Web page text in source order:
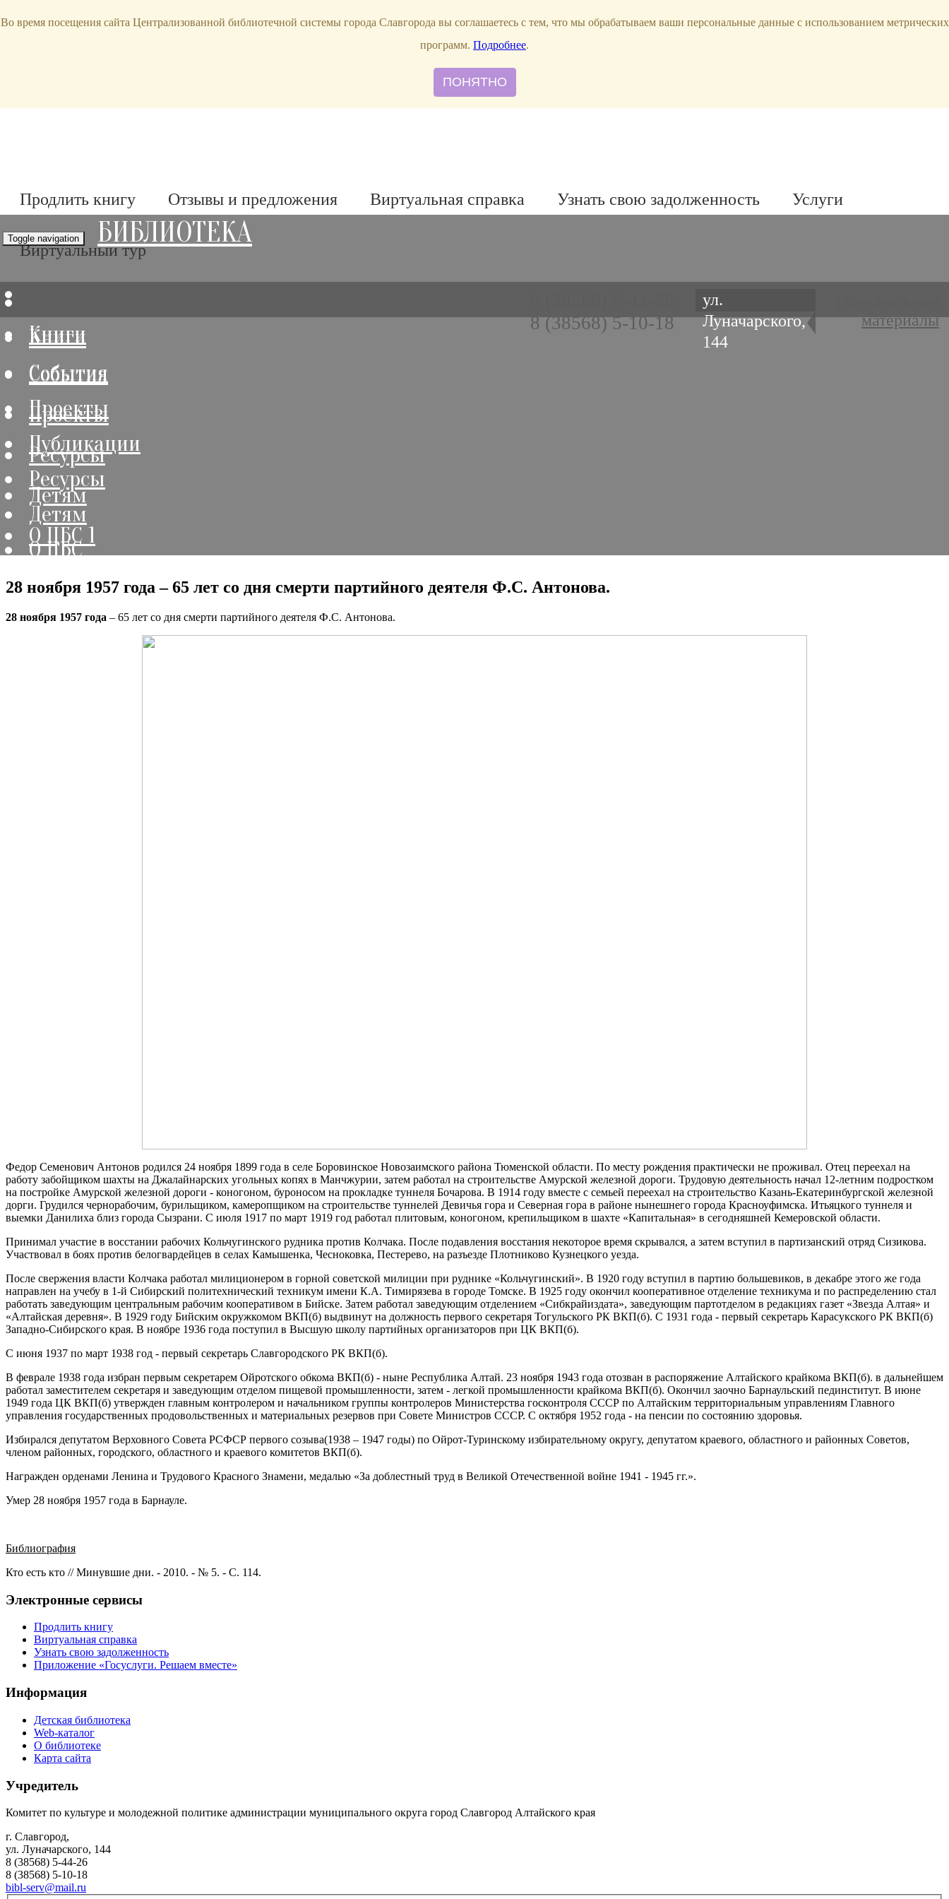
bibl-serv@mail.ru
Продлить книгу Отзывы и предложения Виртуальная справка Узнать свою задолженность Услуги
Виртуальный тур
материалы
ул.
Луначарского,
144
8 (38568) 5-10-18
Книги
События
Проекты
Публикации
Ресурсы
Детям
О ЦБС
Toggle navigation БИБЛИОТЕКА
Книги
События
Проекты
Ресурсы
Детям
О ЦБС 1
28 ноября 1957 года – 65 лет со дня смерти партийного деятеля Ф.С. Антонова.
28 ноября 1957 года – 65 лет со дня смерти партийного деятеля Ф.С. Антонова.
Федор Семенович Антонов родился 24 ноября 1899 года в селе Боровинское Новозаимского района Тюменской области. По месту рождения практически не проживал. Отец переехал на
работу забойщиком шахты на Джалайнарских угольных копях в Манчжурии, затем работал на строительстве Амурской железной дороги. Трудовую деятельность начал 12-летним подростком
на постройке Амурской железной дороги - коногоном, буроносом на прокладке туннеля Бочарова. В 1914 году вместе с семьей переехал на строительство Казань-Екатеринбургской железной
дорги. Грудился чернорабочим, бурильщиком, камеропщиком на строительстве туннелей Девичья гора и Северная гора в районе нынешнего города Красноуфимска. Итьяцкого туннеля и
выемки Данилиха близ города Сызрани. С июля 1917 по март 1919 год работал плитовым, коногоном, крепильщиком в шахте «Капитальная» в сегодняшней Кемеровской области.
Принимал участие в восстании рабочих Кольчугинского рудника против Колчака. После подавления восстания некоторое время скрывался, а затем вступил в партизанский отряд Сизикова.
Участвовал в боях против белогвардейцев в селах Камышенка, Чесноковка, Пестерево, на разъезде Плотниково Кузнецкого уезда.
После свержения власти Колчака работал милиционером в горной советской милиции при руднике «Кольчугинский». В 1920 году вступил в партию большевиков, в декабре этого же года
направлен на учебу в 1-й Сибирский политехнический техникум имени К.А. Тимирязева в городе Томске. В 1925 году окончил кооперативное отделение техникума и по распределению стал
работать заведующим центральным рабочим кооперативом в Бийске. Затем работал заведующим отделением «Сибкрайиздата», заведующим партотделом в редакциях газет «Звезда Алтая» и
«Алтайская деревня». В 1929 году Бийским окружкомом ВКП(б) выдвинут на должность первого секретаря Тогульского РК ВКП(б). С 1931 года - первый секретарь Карасукского РК ВКП(б)
Западно-Сибирского края. В ноябре 1936 года поступил в Высшую школу партийных организаторов при ЦК ВКП(б).
С июня 1937 по март 1938 год - первый секретарь Славгородского РК ВКП(б).
В феврале 1938 года избран первым секретарем Ойротского обкома ВКП(б) - ныне Республика Алтай. 23 ноября 1943 года отозван в распоряжение Алтайского крайкома ВКП(б). в дальнейшем
работал заместителем секретаря и заведующим отделом пищевой промышленности, затем - легкой промышленности крайкома ВКП(б). Окончил заочно Барнаульский пединститут. В июне
1949 года ЦК ВКП(б) утвержден главным контролером и начальником группы контролеров Министерства госконтроля СССР по Алтайским территориальным управлениям Главного
управления государственных продовольственных и материальных резервов при Совете Министров СССР. С октября 1952 года - на пенсии по состоянию здоровья.
Избирался депутатом Верховного Совета РСФСР первого созыва(1938 – 1947 годы) по Ойрот-Туринскому избирательному округу, депутатом краевого, областного и районных Советов,
членом районных, городского, областного и краевого комитетов ВКП(б).
Награжден орденами Ленина и Трудового Красного Знамени, медалью «За доблестный труд в Великой Отечественной войне 1941 - 1945 гг.».
Умер 28 ноября 1957 года в Барнауле.
Библиография
Кто есть кто // Минувшие дни. - 2010. - № 5. - С. 114.
Электронные сервисы
Продлить книгу
Виртуальная справка
Узнать свою задолженность
Приложение «Госуслуги. Решаем вместе»
Информация
Детская библиотека
Web-каталог
О библиотеке
Карта сайта
Учредитель
Комитет по культуре и молодежной политике администрации муниципального округа город Славгород Алтайского края
г. Славгород,
ул. Луначарского, 144
8 (38568) 5-44-26
8 (38568) 5-10-18
bibl-serv@mail.ru
Во время посещения сайта Централизованной библиотечной системы города Славгорода вы соглашаетесь с тем, что мы обрабатываем ваши персональные данные с использованием метрических
программ. Подробнее.
ПОНЯТНО